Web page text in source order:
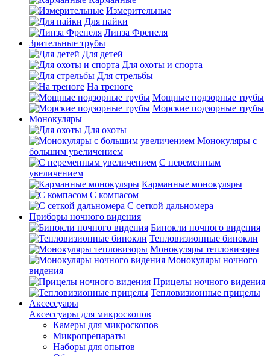
Измерительные
Для пайки
Линза Френеля
Зрительные трубы
Для детей
Для охоты и спорта
Для стрельбы
На треноге
Мощные подзорные трубы
Морские подзорные трубы
Монокуляры
Для охоты
Монокуляры с
большим увеличением
С переменным
увеличением
Карманные монокуляры
С компасом
С сеткой дальномера
Приборы ночного видения
Бинокли ночного видения
Тепловизионные бинокли
Монокуляры тепловизоры
Монокуляры ночного
видения
Прицелы ночного видения
Тепловизионные прицелы
Аксессуары
Аксессуары для микроскопов
Камеры для микроскопов
Микропрепараты
Наборы для опытов